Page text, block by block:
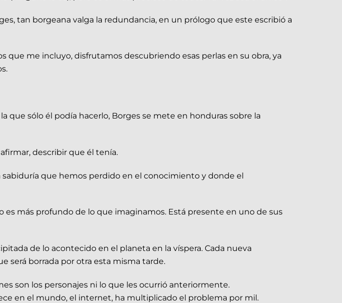
tan borgeana valga la redundancia, en un prólogo que este escribió a
que me incluyo, disfrutamos descubriendo esas perlas en su obra, ya
que sólo él podía hacerlo, Borges se mete en honduras sobre la
describir que él tenía.
que hemos perdido en el conocimiento y donde el
más profundo de lo que imaginamos. Está presente en uno de sus
de lo acontecido en el planeta en la víspera. Cada nueva
será borrada por otra esta misma tarde.
son los personajes ni lo que les ocurrió anteriormente.
en el mundo, el internet, ha multiplicado el problema por mil.